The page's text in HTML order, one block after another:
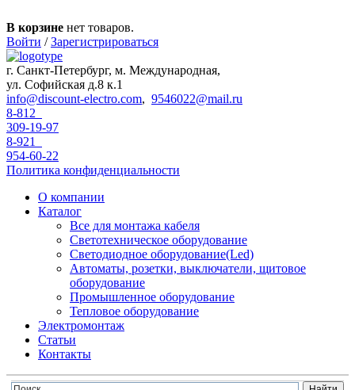
В корзине нет товаров.
Войти / Зарегистрироваться
г. Санкт-Петербург, м. Международная,
ул. Софийская д.8 к.1
info@discount-electro.com, 9546022@mail.ru
8-812
309-19-97
8-921
954-60-22
Политика конфиденциальности
О компании
Каталог
Все для монтажа кабеля
Светотехническое оборудование
Светодиодное оборудование(Led)
Автоматы, розетки, выключатели, щитовое
оборудование
Промышленное оборудование
Тепловое оборудование
Электромонтаж
Статьи
Контакты